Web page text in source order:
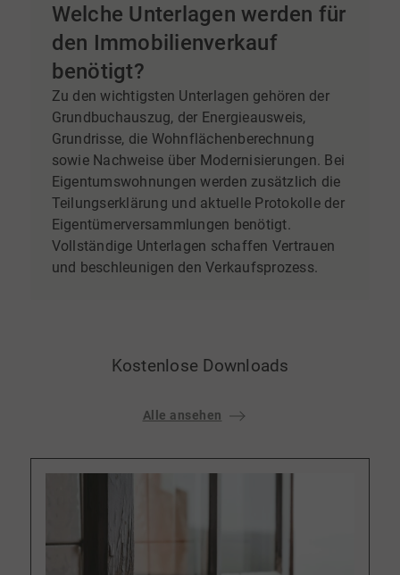
Welche Unterlagen werden für
den Immobilienverkauf
benötigt?
Zu den wichtigsten Unterlagen gehören der
Grundbuchauszug, der Energieausweis,
Grundrisse, die Wohnflächenberechnung
sowie Nachweise über Modernisierungen. Bei
Eigentumswohnungen werden zusätzlich die
Teilungserklärung und aktuelle Protokolle der
Eigentümerversammlungen benötigt.
Vollständige Unterlagen schaffen Vertrauen
und beschleunigen den Verkaufsprozess.
Kostenlose Downloads
Alle ansehen